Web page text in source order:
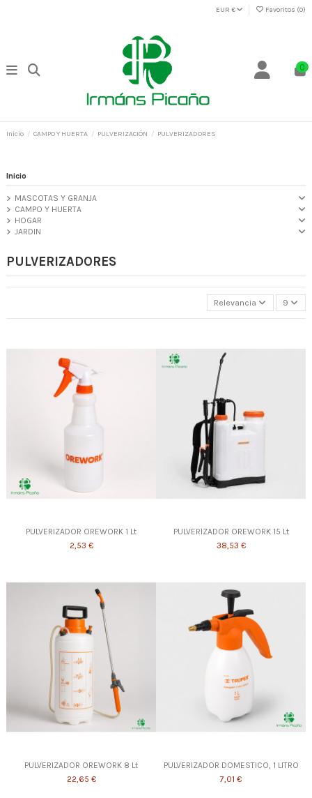
EUR € Favoritos (0)
0
Inicio CAMPO Y HUERTA PULVERIZACIÓN PULVERIZADORES
PULVERIZADORES
Relevancia 9
PULVERIZADOR OREWORK 1 Lt
2,53 €
PULVERIZADOR OREWORK 15 Lt
38,53 €
PULVERIZADOR OREWORK 8 Lt
22,65 €
PULVERIZADOR DOMESTICO, 1 LITRO
7,01 €
Inicio
MASCOTAS Y GRANJA
CAMPO Y HUERTA
HOGAR
JARDIN